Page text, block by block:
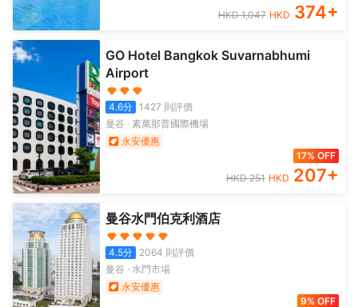
HKD1,047 HKD 374+
GO Hotel Bangkok Suvarnabhumi
Airport
4.6分 1427 則評價
曼谷 · 素萬那普國際機場
永安優惠
17% OFF
HKD251 HKD 207+
曼谷水門伯克利酒店
4.5分 2064 則評價
曼谷 · 水門市場
永安優惠
9% OFF